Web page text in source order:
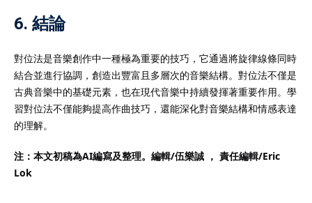
6. 結論
對位法是音樂創作中一種極為重要的技巧，它通過將旋律線條同時
結合並進行協調，創造出豐富且多層次的音樂結構。對位法不僅是
古典音樂中的基礎元素，也在現代音樂中持續發揮著重要作用。學
習對位法不僅能夠提高作曲技巧，還能深化對音樂結構和情感表達
的理解。
注：本文初稿為AI編寫及整理。編輯/伍樂誠 ， 責任編輯/Eric
Lok